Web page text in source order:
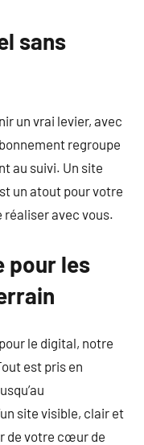
sans
un vrai levier, avec
regroupe
au suivi. Un site
un atout pour votre
avec vous.
pour les
le digital, notre
est pris en
site visible, clair et
de votre cœur de